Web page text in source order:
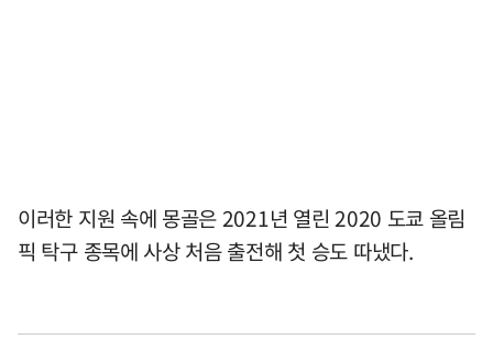
이러한 지원 속에 몽골은 2021년 열린 2020 도쿄 올림
픽 탁구 종목에 사상 처음 출전해 첫 승도 따냈다.